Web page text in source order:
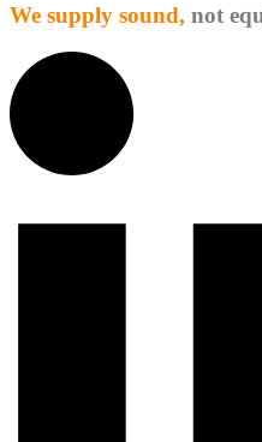
We supply sound, not